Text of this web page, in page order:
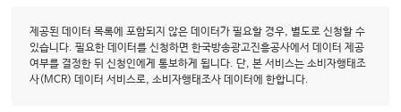
제공된 데이터 목록에 포함되지 않은 데이터가 필요할 경우, 별도로 신청할 수
있습니다. 필요한 데이터를 신청하면 한국방송광고진흥공사에서 데이터 제공
여부를 결정한 뒤 신청인에게 통보하게 됩니다. 단, 본 서비스는 소비자행태조
사(MCR) 데이터 서비스로, 소비자행태조사 데이터에 한합니다.